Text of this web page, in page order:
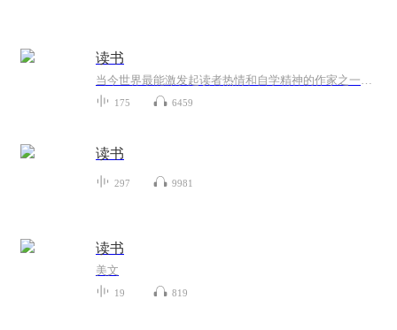
读书
当今世界最能激发起读者热情和自学精神的作家之一，他的十余部励志作品被翻译成几十种语言，在全世界的销量超过3000万册。这位极具影响力的畅销书作家与您分享获得成功和财富的最大秘诀，数以千万计的读者在他的作品中得到了神奇的力量，找到了照耀幸福的...
175 6459
读书
297 9981
读书
美文
19 819